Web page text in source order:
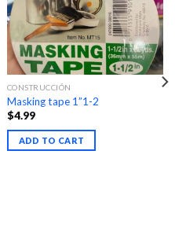
CONSTRUCCIÓN
Masking tape 1”1-2
$4.99
ADD TO CART